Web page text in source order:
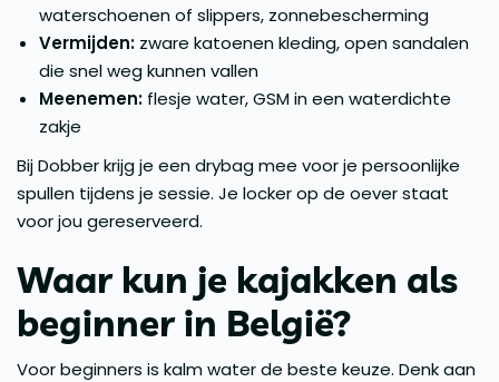
waterschoenen of slippers, zonnebescherming
Vermijden: zware katoenen kleding, open sandalen
die snel weg kunnen vallen
Meenemen: flesje water, GSM in een waterdichte
zakje
Bij Dobber krijg je een drybag mee voor je persoonlijke
spullen tijdens je sessie. Je locker op de oever staat
voor jou gereserveerd.
Waar kun je kajakken als
beginner in België?
Voor beginners is kalm water de beste keuze. Denk aan